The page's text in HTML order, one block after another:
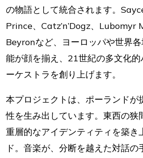
の物語として統合されます。
Prince、Catz’n’Dogz、Lubomyr
Beyronなど、ヨーロッパや世界
能が顔を揃え、21世紀の多文化
ーケストラを創り上げます。
本プロジェクトは、ポーランドが
性を生み出しています。東西の狭
重層的なアイデンティティを築き
ド。音楽が、分断を越えた対話の